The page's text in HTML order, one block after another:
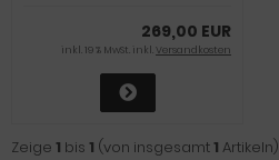
269,00 EUR
inkl. 19 % MwSt. inkl.Versandkosten
Zeige 1 bis 1 (von insgesamt1 Artikeln)